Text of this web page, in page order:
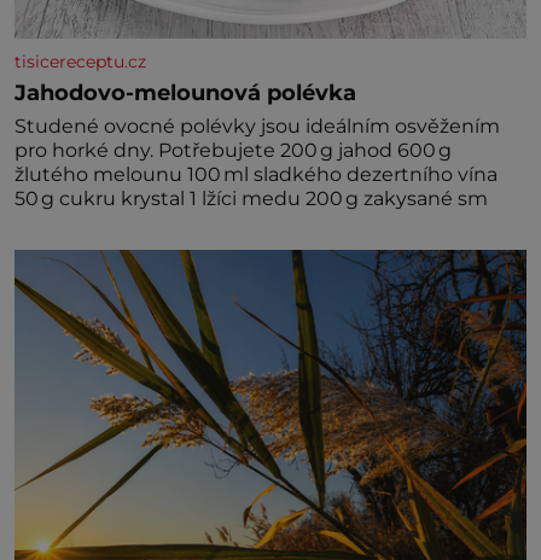
tisicereceptu.cz
Jahodovo-melounová polévka
Studené ovocné polévky jsou ideálním osvěžením
pro horké dny. Potřebujete 200 g jahod 600 g
žlutého melounu 100 ml sladkého dezertního vína
50 g cukru krystal 1 lžíci medu 200 g zakysané sm